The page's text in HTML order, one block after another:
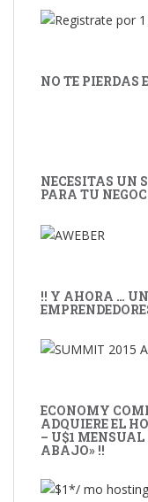
NO TE PIERDAS
NECESITAS UN
PARA TU
!! Y AHORA …
ECONOMY
ADQUIERE EL
– U$1
ABAJO» !!